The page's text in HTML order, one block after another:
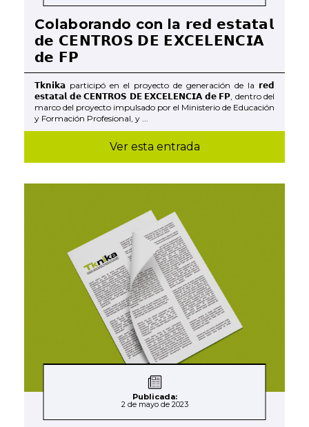
Colaborando con la 𝗿𝗲𝗱 𝗲𝘀𝘁𝗮𝘁𝗮𝗹
𝗱𝗲 𝗖𝗘𝗡𝗧𝗥𝗢𝗦 𝗗𝗘 𝗘𝗫𝗖𝗘𝗟𝗘𝗡𝗖𝗜𝗔
𝗱𝗲 𝗙𝗣
𝗧𝗸𝗻𝗶𝗸𝗮 participó en el proyecto de generación de la 𝗿𝗲𝗱
𝗲𝘀𝘁𝗮𝘁𝗮𝗹 𝗱𝗲 𝗖𝗘𝗡𝗧𝗥𝗢𝗦 𝗗𝗘 𝗘𝗫𝗖𝗘𝗟𝗘𝗡𝗖𝗜𝗔 𝗱𝗲 𝗙𝗣, dentro del
marco del proyecto impulsado por el Ministerio de Educación
y Formación Profesional, y ...
Ver esta entrada
Publicada:
2 de mayo de 2023